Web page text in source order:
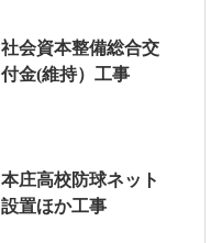
社会資本整備総合交
付金(維持）工事
本庄高校防球ネット
設置ほか工事